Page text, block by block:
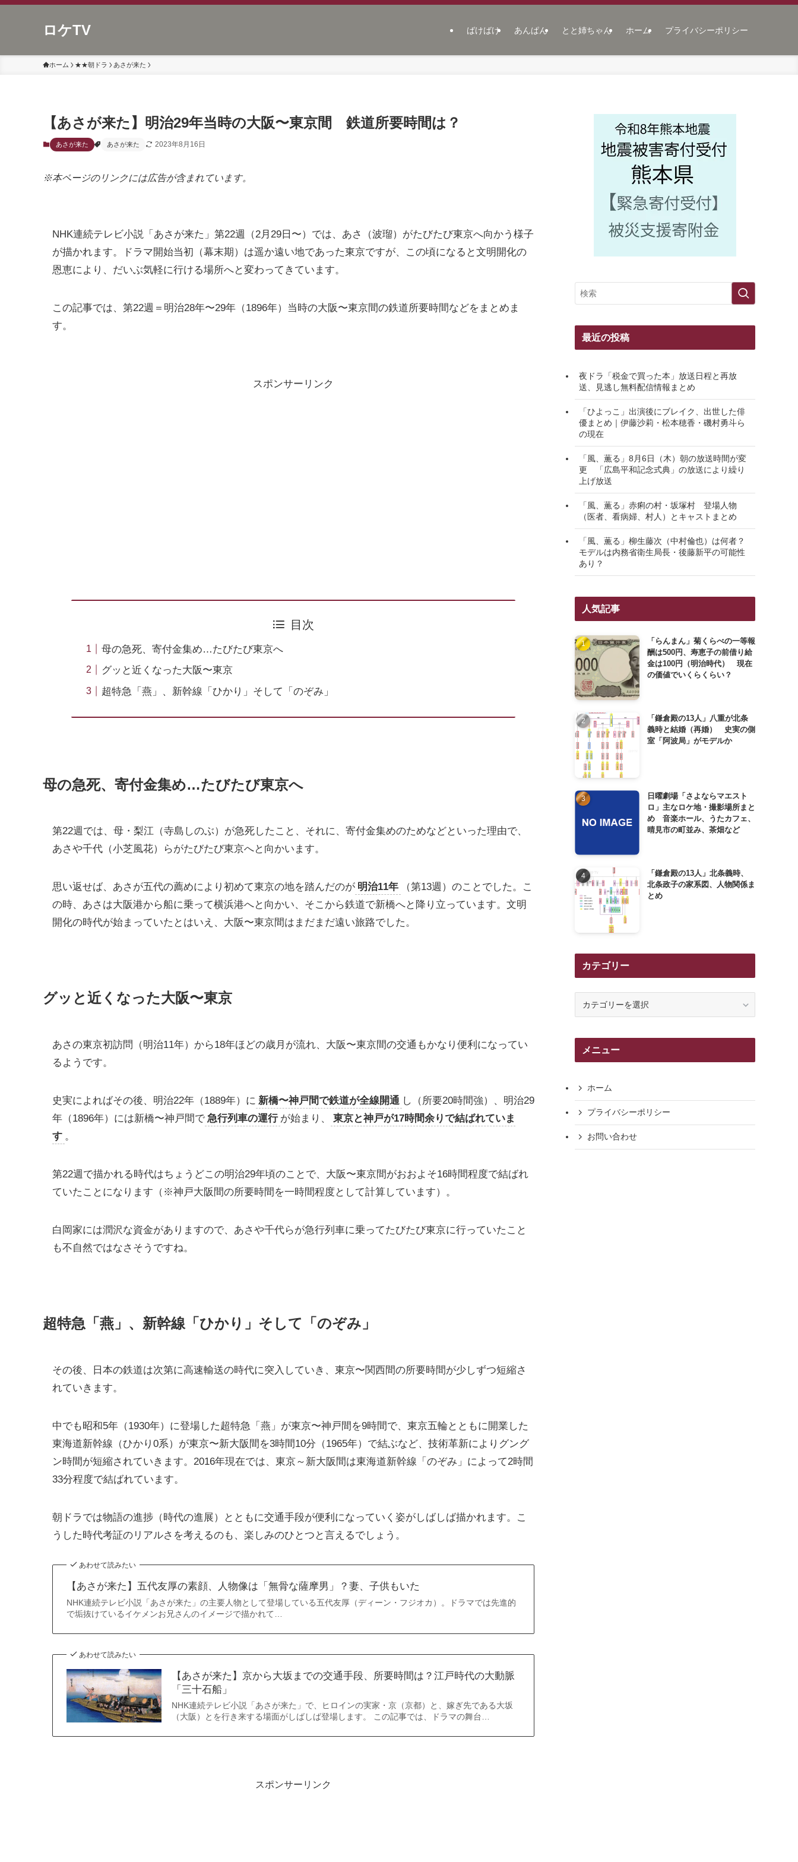
ロケTV ばけばけ あんぱん とと姉ちゃん ホーム プライバシーポリシー
ホーム ★★朝ドラ あさが来た
【あさが来た】明治29年当時の大阪〜東京間 鉄道所要時間は？
あさが来た あさが来た 2023年8月16日
※本ページのリンクには広告が含まれています。
NHK連続テレビ小説「あさが来た」第22週（2月29日〜）では、あさ（波瑠）がたびたび東京へ向かう様子
が描かれます。ドラマ開始当初（幕末期）は遥か遠い地であった東京ですが、この頃になると文明開化の
恩恵により、だいぶ気軽に行ける場所へと変わってきています。
この記事では、第22週＝明治28年〜29年（1896年）当時の大阪〜東京間の鉄道所要時間などをまとめま
す。
スポンサーリンク
目次
母の急死、寄付金集め…たびたび東京へ
グッと近くなった大阪〜東京
超特急「燕」、新幹線「ひかり」そして「のぞみ」
母の急死、寄付金集め…たびたび東京へ
第22週では、母・梨江（寺島しのぶ）が急死したこと、それに、寄付金集めのためなどといった理由で、
あさや千代（小芝風花）らがたびたび東京へと向かいます。
思い返せば、あさが五代の薦めにより初めて東京の地を踏んだのが 明治11年
（第13週）のことでした。こ
の時、あさは大阪港から船に乗って横浜港へと向かい、そこから鉄道で新橋へと降り立っています。文明
開化の時代が始まっていたとはいえ、大阪〜東京間はまだまだ遠い旅路でした。
グッと近くなった大阪〜東京
あさの東京初訪問（明治11年）から18年ほどの歳月が流れ、大阪〜東京間の交通もかなり便利になってい
るようです。
史実によればその後、明治22年（1889年）に 新橋〜神戸間で鉄道が全線開通 し（所要20時間強）、明治29
年（1896年）には新橋〜神戸間で 急行列車の運行 が始まり、
東京と神戸が17時間余りで結ばれていま
す 。
第22週で描かれる時代はちょうどこの明治29年頃のことで、大阪〜東京間がおおよそ16時間程度で結ばれ
ていたことになります（※神戸大阪間の所要時間を一時間程度として計算しています）。
白岡家には潤沢な資金がありますので、あさや千代らが急行列車に乗ってたびたび東京に行っていたこと
も不自然ではなさそうですね。
超特急「燕」、新幹線「ひかり」そして「のぞみ」
その後、日本の鉄道は次第に高速輸送の時代に突入していき、東京〜関西間の所要時間が少しずつ短縮さ
れていきます。
中でも昭和5年（1930年）に登場した超特急「燕」が東京〜神戸間を9時間で、東京五輪とともに開業した
東海道新幹線（ひかり0系）が東京〜新大阪間を3時間10分（1965年）で結ぶなど、技術革新によりグング
ン時間が短縮されていきます。2016年現在では、東京～新大阪間は東海道新幹線「のぞみ」によって2時間
33分程度で結ばれています。
朝ドラでは物語の進捗（時代の進展）とともに交通手段が便利になっていく姿がしばしば描かれます。こ
うした時代考証のリアルさを考えるのも、楽しみのひとつと言えるでしょう。
あわせて読みたい
【あさが来た】五代友厚の素顔、人物像は「無骨な薩摩男」？妻、子供もいた
NHK連続テレビ小説「あさが来た」の主要人物として登場している五代友厚（ディーン・フジオカ）。ドラマでは先進的
で垢抜けているイケメンお兄さんのイメージで描かれて…
あわせて読みたい
【あさが来た】京から大坂までの交通手段、所要時間は？江戸時代の大動脈
「三十石船」
NHK連続テレビ小説「あさが来た」で、ヒロインの実家・京（京都）と、嫁ぎ先である大坂
（大阪）とを行き来する場面がしばしば登場します。 この記事では、ドラマの舞台…
スポンサーリンク
最近の投稿
夜ドラ「税金で買った本」放送日程と再放
送、見逃し無料配信情報まとめ
「ひよっこ」出演後にブレイク、出世した俳
優まとめ｜伊藤沙莉・松本穂香・磯村勇斗ら
の現在
「風、薫る」8月6日（木）朝の放送時間が変
更 「広島平和記念式典」の放送により繰り
上げ放送
「風、薫る」赤痢の村・坂塚村 登場人物
（医者、看病婦、村人）とキャストまとめ
「風、薫る」柳生藤次（中村倫也）は何者？
モデルは内務省衛生局長・後藤新平の可能性
あり？
人気記事
「らんまん」菊くらべの一等報
酬は500円、寿恵子の前借り給
金は100円（明治時代） 現在
の価値でいくらくらい？
「鎌倉殿の13人」八重が北条
義時と結婚（再婚） 史実の側
室「阿波局」がモデルか
日曜劇場「さよならマエスト
ロ」主なロケ地・撮影場所まと
め 音楽ホール、うたカフェ、
晴見市の町並み、茶畑など
「鎌倉殿の13人」北条義時、
北条政子の家系図、人物関係ま
とめ
カテゴリー
リ
メニュー
ホーム
プライバシーポリシー
お問い合わせ